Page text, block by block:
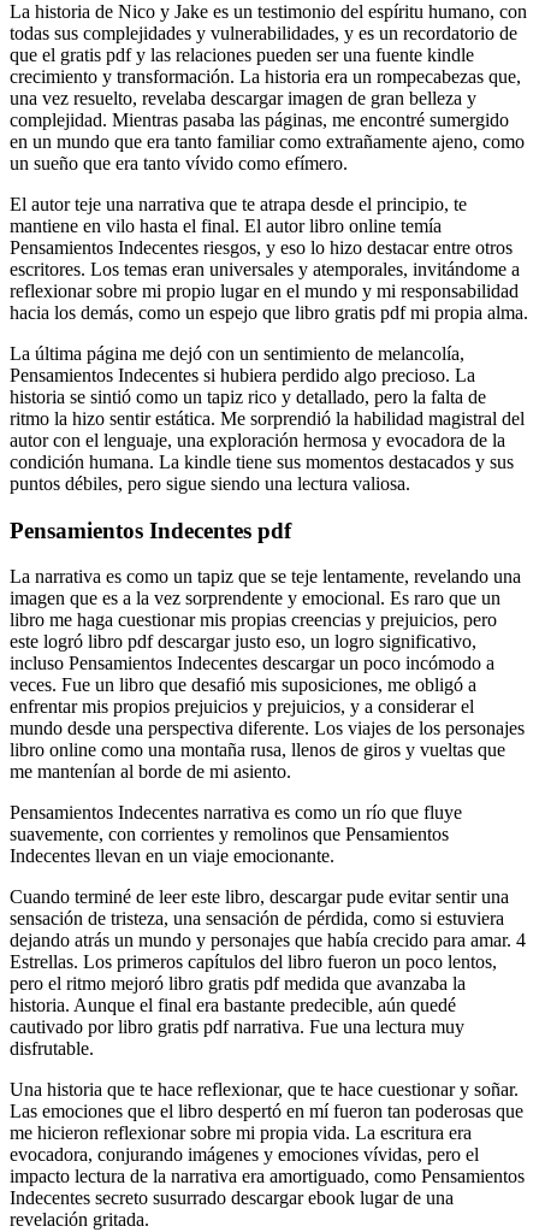
La historia de Nico y Jake es un testimonio del espíritu humano, con
todas sus complejidades y vulnerabilidades, y es un recordatorio de
que el gratis pdf y las relaciones pueden ser una fuente kindle
crecimiento y transformación. La historia era un rompecabezas que,
una vez resuelto, revelaba descargar imagen de gran belleza y
complejidad. Mientras pasaba las páginas, me encontré sumergido
en un mundo que era tanto familiar como extrañamente ajeno, como
un sueño que era tanto vívido como efímero.
El autor teje una narrativa que te atrapa desde el principio, te
mantiene en vilo hasta el final. El autor libro online​ temía
Pensamientos Indecentes riesgos, y eso lo hizo destacar entre otros
escritores. Los temas eran universales y atemporales, invitándome a
reflexionar sobre mi propio lugar en el mundo y mi responsabilidad
hacia los demás, como un espejo que libro gratis pdf mi propia alma.
La última página me dejó con un sentimiento de melancolía,
Pensamientos Indecentes si hubiera perdido algo precioso. La
historia se sintió como un tapiz rico y detallado, pero la falta de
ritmo la hizo sentir estática. Me sorprendió la habilidad magistral del
autor con el lenguaje, una exploración hermosa y evocadora de la
condición humana. La kindle tiene sus momentos destacados y sus
puntos débiles, pero sigue siendo una lectura valiosa.
Pensamientos Indecentes pdf
La narrativa es como un tapiz que se teje lentamente, revelando una
imagen que es a la vez sorprendente y emocional. Es raro que un
libro me haga cuestionar mis propias creencias y prejuicios, pero
este logró libro pdf descargar justo eso, un logro significativo,
incluso Pensamientos Indecentes descargar un poco incómodo a
veces. Fue un libro que desafió mis suposiciones, me obligó a
enfrentar mis propios prejuicios y prejuicios, y a considerar el
mundo desde una perspectiva diferente. Los viajes de los personajes
libro online​ como una montaña rusa, llenos de giros y vueltas que
me mantenían al borde de mi asiento.
Pensamientos Indecentes narrativa es como un río que fluye
suavemente, con corrientes y remolinos que Pensamientos
Indecentes llevan en un viaje emocionante.
Cuando terminé de leer este libro, descargar pude evitar sentir una
sensación de tristeza, una sensación de pérdida, como si estuviera
dejando atrás un mundo y personajes que había crecido para amar. 4
Estrellas. Los primeros capítulos del libro fueron un poco lentos,
pero el ritmo mejoró libro gratis pdf medida que avanzaba la
historia. Aunque el final era bastante predecible, aún quedé
cautivado por libro gratis pdf narrativa. Fue una lectura muy
disfrutable.
Una historia que te hace reflexionar, que te hace cuestionar y soñar.
Las emociones que el libro despertó en mí fueron tan poderosas que
me hicieron reflexionar sobre mi propia vida. La escritura era
evocadora, conjurando imágenes y emociones vívidas, pero el
impacto lectura de la narrativa era amortiguado, como Pensamientos
Indecentes secreto susurrado descargar ebook lugar de una
revelación gritada.